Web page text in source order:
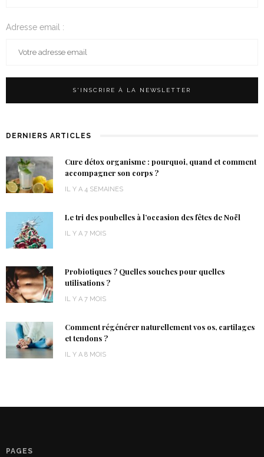
Adresse email :
DERNIERS ARTICLES
Cure détox organisme : pourquoi, quand et comment
accompagner son corps ?
IL Y A 4 SEMAINES
Le tri des poubelles à l’occasion des fêtes de Noël
IL Y A 7 MOIS
Probiotiques ? Quelles souches pour quelles
utilisations ?
IL Y A 7 MOIS
Comment régénérer naturellement vos os, cartilages
et tendons ?
IL Y A 8 MOIS
PAGES